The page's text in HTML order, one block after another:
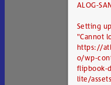
ALOG-
Setting
"Cannot
https://
o/wp-
flipbook-
lite/